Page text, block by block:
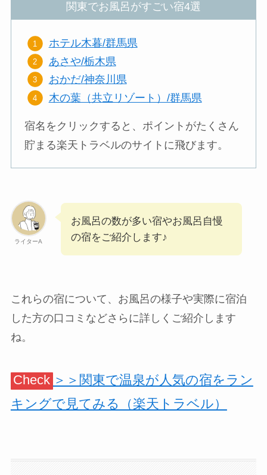
関東でお風呂がすごい宿4選
ホテル木暮/群馬県
あさや/栃木県
おかだ/神奈川県
木の葉（共立リゾート）/群馬県
宿名をクリックすると、ポイントがたくさん
貯まる楽天トラベルのサイトに飛びます。
ライターA
お風呂の数が多い宿やお風呂自慢
の宿をご紹介します♪
これらの宿について、お風呂の様子や実際に宿泊
した方の口コミなどさらに詳しくご紹介します
ね。
Check ＞＞関東で温泉が人気の宿をラン
キングで見てみる（楽天トラベル）